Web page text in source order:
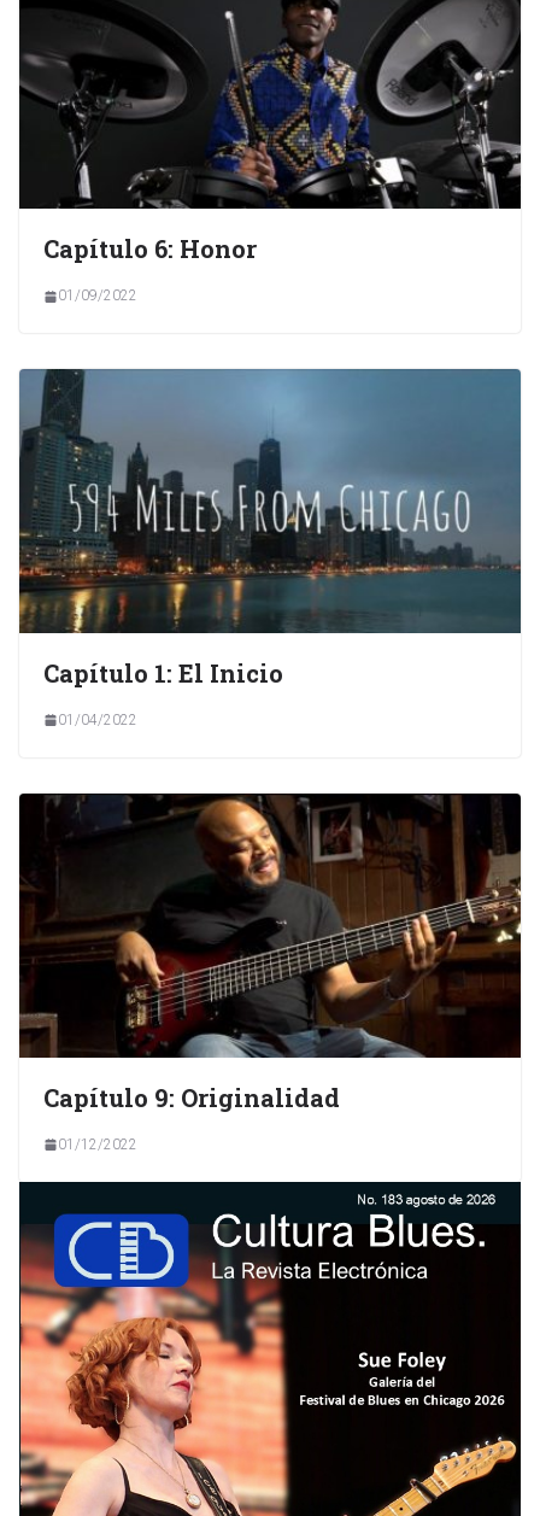
Capítulo 6: Honor
01/09/2022
Capítulo 1: El Inicio
01/04/2022
Capítulo 9: Originalidad
01/12/2022